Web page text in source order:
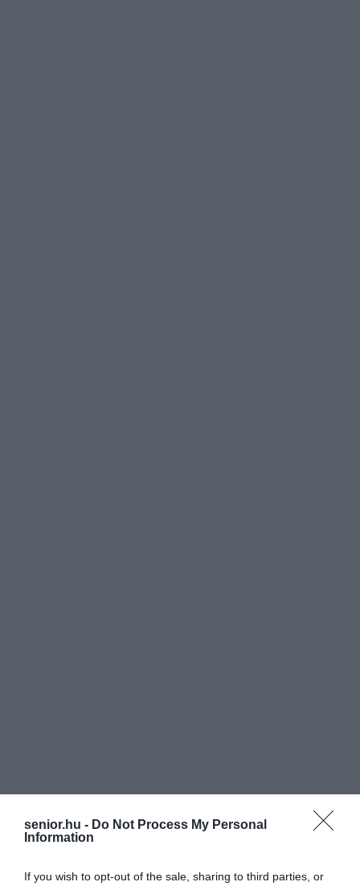
senior.hu - Do Not Process My Personal
Information
If you wish to opt-out of the sale, sharing to third parties, or